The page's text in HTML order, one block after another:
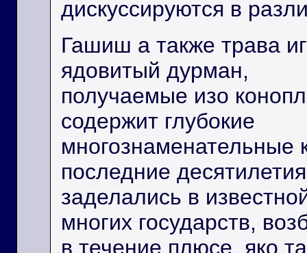
дискуссируются в
Гашиш а также трава
ядовитый дурман,
получаемые изо
содержит глубокие
многознаменательные
последние
заделались в
многих государств,
в течение плюсе, яко